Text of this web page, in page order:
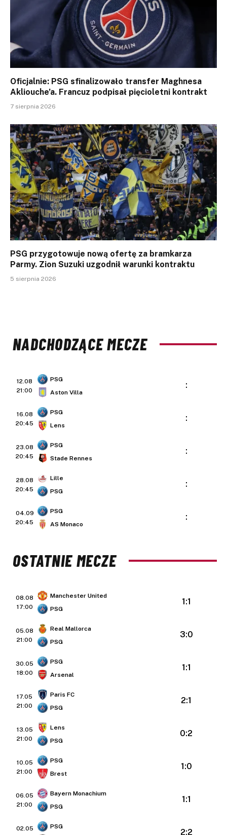
Oficjalnie: PSG sfinalizowało transfer Maghnesa
Akliouche’a. Francuz podpisał pięcioletni kontrakt
7 sierpnia 2026
PSG przygotowuje nową ofertę za bramkarza
Parmy. Zion Suzuki uzgodnił warunki kontraktu
5 sierpnia 2026
NADCHODZĄCE MECZE
12.08
21:00
PSG
Aston Villa
:
16.08
20:45
PSG
Lens
:
23.08
20:45
PSG
Stade Rennes
:
28.08
20:45
Lille
PSG
:
04.09
20:45
PSG
AS Monaco
:
OSTATNIE MECZE
08.08
17:00
Manchester United
PSG
1:1
05.08
21:00
Real Mallorca
PSG
3:0
30.05
18:00
PSG
Arsenal
1:1
17.05
21:00
Paris FC
PSG
2:1
13.05
21:00
Lens
PSG
0:2
10.05
21:00
PSG
Brest
1:0
06.05
21:00
Bayern Monachium
PSG
1:1
02.05
PSG
2:2